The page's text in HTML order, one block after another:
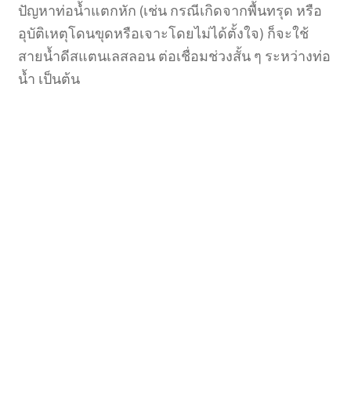
ปัญหาท่อน้ำแตกหัก (เช่น กรณีเกิดจากพื้นทรุด หรือ
อุบัติเหตุโดนขุดหรือเจาะโดยไม่ได้ตั้งใจ) ก็จะใช้
สายน้ำดีสแตนเลสลอน ต่อเชื่อมช่วงสั้น ๆ ระหว่างท่อ
น้ำ เป็นต้น